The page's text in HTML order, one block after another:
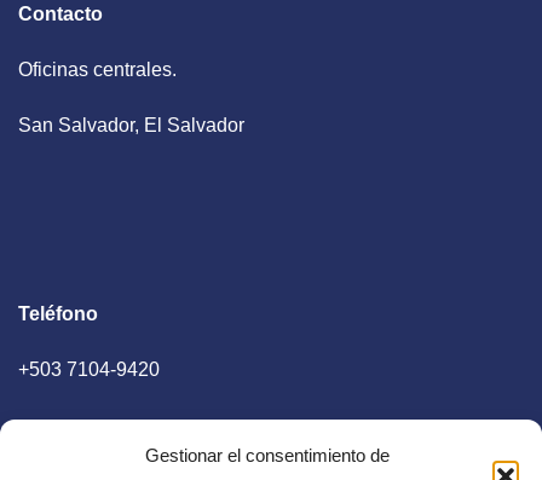
Gestionar el consentimiento de
Contacto
Oficinas centrales.
San Salvador, El Salvador
Teléfono
+503 7104-9420